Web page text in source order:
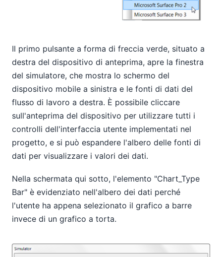
Il primo pulsante a forma di freccia verde, situato a
destra del dispositivo di anteprima, apre la finestra
del simulatore, che mostra lo schermo del
dispositivo mobile a sinistra e le fonti di dati del
flusso di lavoro a destra. È possibile cliccare
sull'anteprima del dispositivo per utilizzare tutti i
controlli dell'interfaccia utente implementati nel
progetto, e si può espandere l'albero delle fonti di
dati per visualizzare i valori dei dati.
Nella schermata qui sotto, l'elemento "Chart_Type
Bar" è evidenziato nell'albero dei dati perché
l'utente ha appena selezionato il grafico a barre
invece di un grafico a torta.